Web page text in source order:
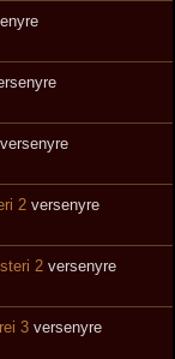
versenyre
2 versenyre
2 versenyre
3 versenyre